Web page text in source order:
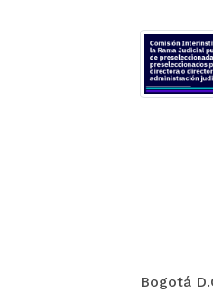
Bogotá